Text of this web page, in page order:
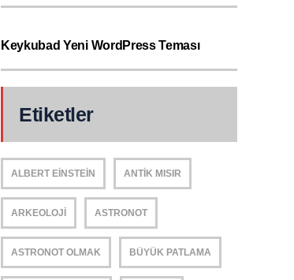
Keykubad Yeni WordPress Teması
Etiketler
ALBERT EINSTEIN ANTIK MISIR
ARKEOLOJI ASTRONOT
ASTRONOT OLMAK BÜYÜK PATLAMA